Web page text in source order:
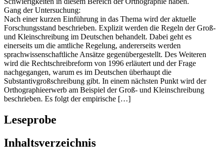
Gang der Untersuchung:
Nach einer kurzen Einführung in das Thema wird der aktuelle
Forschungsstand beschrieben. Explizit werden die Regeln der Groß-
und Kleinschreibung im Deutschen behandelt. Dabei geht es
einerseits um die amtliche Regelung, andererseits werden
sprachwissenschaftliche Ansätze gegenübergestellt. Des Weiteren
wird die Rechtschreibreform von 1996 erläutert und der Frage
nachgegangen, warum es im Deutschen überhaupt die
Substantivgroßschreibung gibt. In einem nächsten Punkt wird der
Orthographieerwerb am Beispiel der Groß- und Kleinschreibung
beschrieben. Es folgt der empirische […]
Leseprobe
Inhaltsverzeichnis